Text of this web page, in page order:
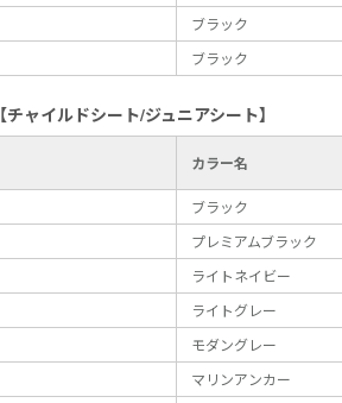
ブラック
ブラック
【チャイルドシート/ジュニアシート】
カラー名
ブラック
プレミアムブラック
ライトネイビー
ライトグレー
モダングレー
マリンアンカー